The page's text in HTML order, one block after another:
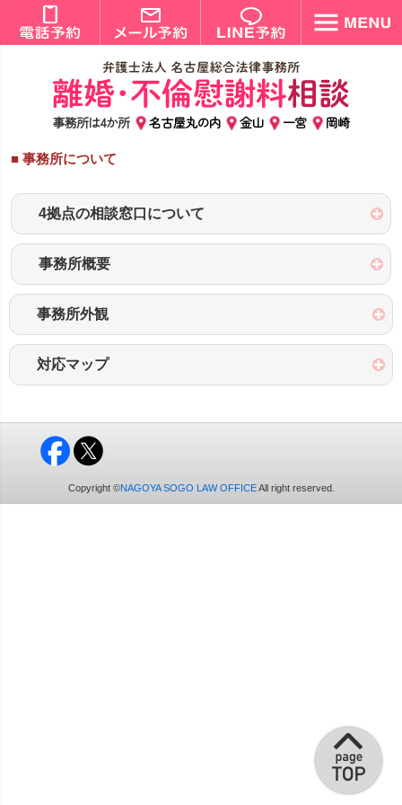
事務所は4か所 名古屋丸の内 金山 一宮 岡崎
■ 事務所について
4拠点の相談窓口について
事務所概要
事務所外観
対応マップ
Copyright ©NAGOYA SOGO LAW OFFICEAll right reserved.